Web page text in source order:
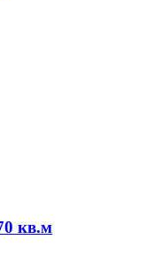
кв.м